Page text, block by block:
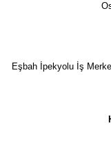
Eşbah İpekyolu İş